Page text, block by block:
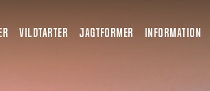
VILDTARTER JAGTFORMER INFORMATION